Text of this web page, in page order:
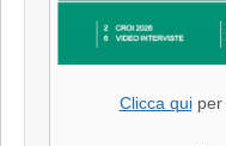
Clicca quiper